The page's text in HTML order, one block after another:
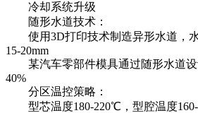
冷却系统升级
随形水道技术：
使用3D打印技术制造异形水道，水
15-20mm
某汽车零部件模具通过随形水道设
40%
分区温控策略：
型芯温度180-220℃，型腔温度